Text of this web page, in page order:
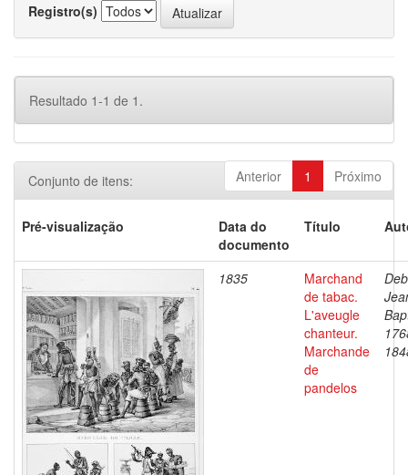
Registro(s)
Resultado 1-1 de 1.
Anterior 1 Próximo
Conjunto de itens:
Pré-visualização
Data do
documento
Título
1835
Marchand
de tabac.
L'aveugle
chanteur.
Marchande
de
pandelos